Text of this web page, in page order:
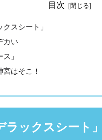
目次
スシート」
カい
」
はそこ！
ックスシート」